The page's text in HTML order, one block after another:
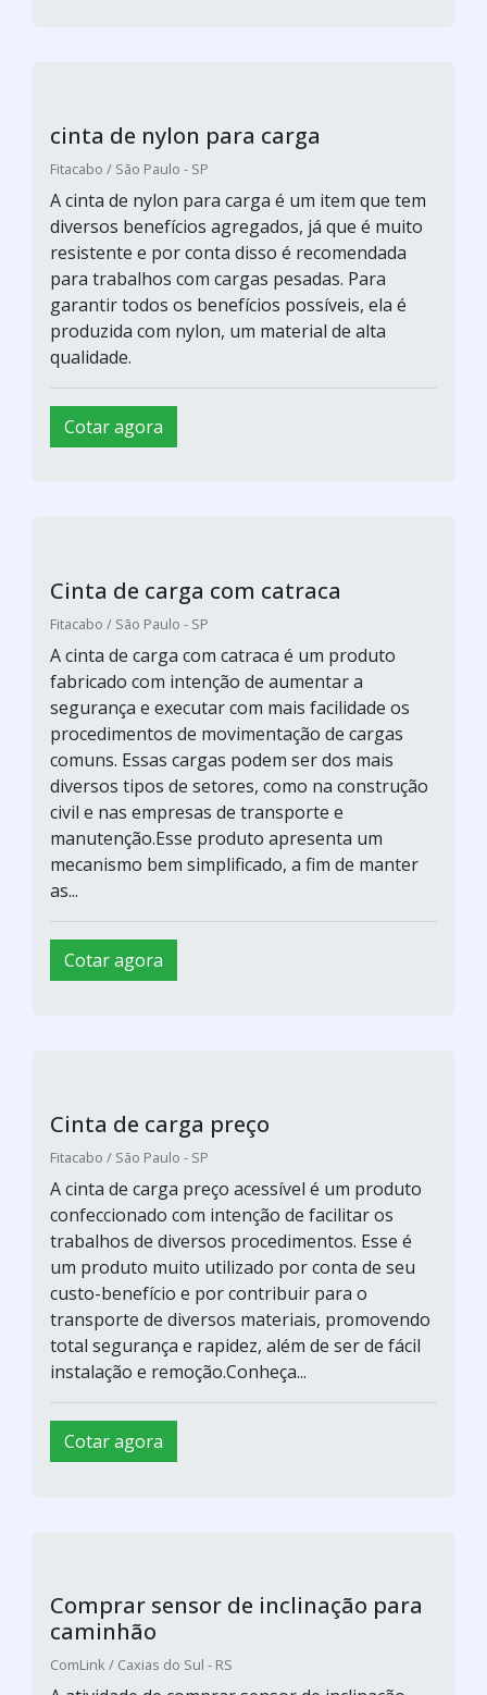
cinta de nylon para carga
Fitacabo / São Paulo - SP
A cinta de nylon para carga é um item que tem
diversos benefícios agregados, já que é muito
resistente e por conta disso é recomendada
para trabalhos com cargas pesadas. Para
garantir todos os benefícios possíveis, ela é
produzida com nylon, um material de alta
qualidade.
Cotar agora
Cinta de carga com catraca
Fitacabo / São Paulo - SP
A cinta de carga com catraca é um produto
fabricado com intenção de aumentar a
segurança e executar com mais facilidade os
procedimentos de movimentação de cargas
comuns. Essas cargas podem ser dos mais
diversos tipos de setores, como na construção
civil e nas empresas de transporte e
manutenção.Esse produto apresenta um
mecanismo bem simplificado, a fim de manter
as...
Cotar agora
Cinta de carga preço
Fitacabo / São Paulo - SP
A cinta de carga preço acessível é um produto
confeccionado com intenção de facilitar os
trabalhos de diversos procedimentos. Esse é
um produto muito utilizado por conta de seu
custo-benefício e por contribuir para o
transporte de diversos materiais, promovendo
total segurança e rapidez, além de ser de fácil
instalação e remoção.Conheça...
Cotar agora
Comprar sensor de inclinação para
caminhão
ComLink / Caxias do Sul - RS